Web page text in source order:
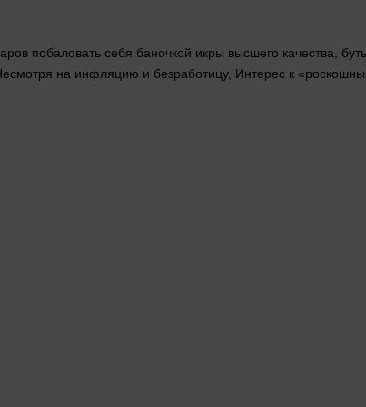
побаловать себя баночкой икры высшего качества,
на инфляцию и безработицу, Интерес к